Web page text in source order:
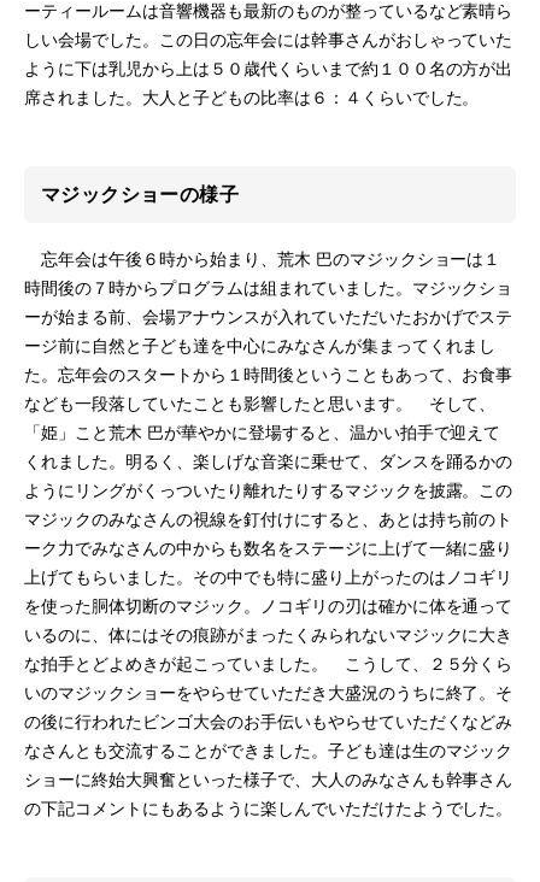
ーティールームは音響機器も最新のものが整っているなど素晴ら
しい会場でした。この日の忘年会には幹事さんがおしゃっていた
ように下は乳児から上は５０歳代くらいまで約１００名の方が出
席されました。大人と子どもの比率は６：４くらいでした。
マジックショーの様子
忘年会は午後６時から始まり、荒木 巴のマジックショーは１
時間後の７時からプログラムは組まれていました。マジックショ
ーが始まる前、会場アナウンスが入れていただいたおかげでステ
ージ前に自然と子ども達を中心にみなさんが集まってくれまし
た。忘年会のスタートから１時間後ということもあって、お食事
なども一段落していたことも影響したと思います。 そして、
「姫」こと荒木 巴が華やかに登場すると、温かい拍手で迎えて
くれました。明るく、楽しげな音楽に乗せて、ダンスを踊るかの
ようにリングがくっついたり離れたりするマジックを披露。この
マジックのみなさんの視線を釘付けにすると、あとは持ち前のト
ーク力でみなさんの中からも数名をステージに上げて一緒に盛り
上げてもらいました。その中でも特に盛り上がったのはノコギリ
を使った胴体切断のマジック。ノコギリの刃は確かに体を通って
いるのに、体にはその痕跡がまったくみられないマジックに大き
な拍手とどよめきが起こっていました。 こうして、２５分くら
いのマジックショーをやらせていただき大盛況のうちに終了。そ
の後に行われたビンゴ大会のお手伝いもやらせていただくなどみ
なさんとも交流することができました。子ども達は生のマジック
ショーに終始大興奮といった様子で、大人のみなさんも幹事さん
の下記コメントにもあるように楽しんでいただけたようでした。